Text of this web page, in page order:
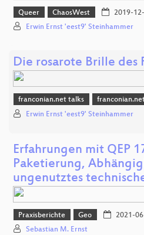
Queer ChaosWest 2019-
Erwin Ernst 'eest9' Steinhammer
Die rosarote Brille des
franconian.net talks
Erwin Ernst 'eest9' Steinhammer
Erfahrungen mit QEP
Paketierung,
ungenutztes
Praxisberichte Geo 2021-
Sebastian M. Ernst